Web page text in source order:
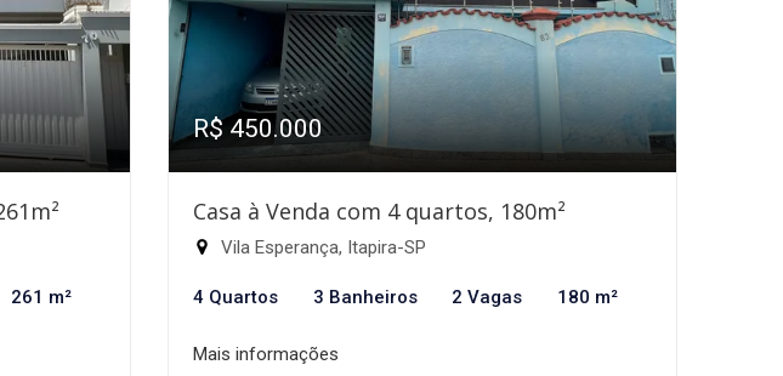
261 m²
R$ 450.000
Casa à Venda com 4 quartos, 180m²
Vila Esperança, Itapira-SP
4 Quartos 3 Banheiros 2 Vagas 180 m²
Mais informações